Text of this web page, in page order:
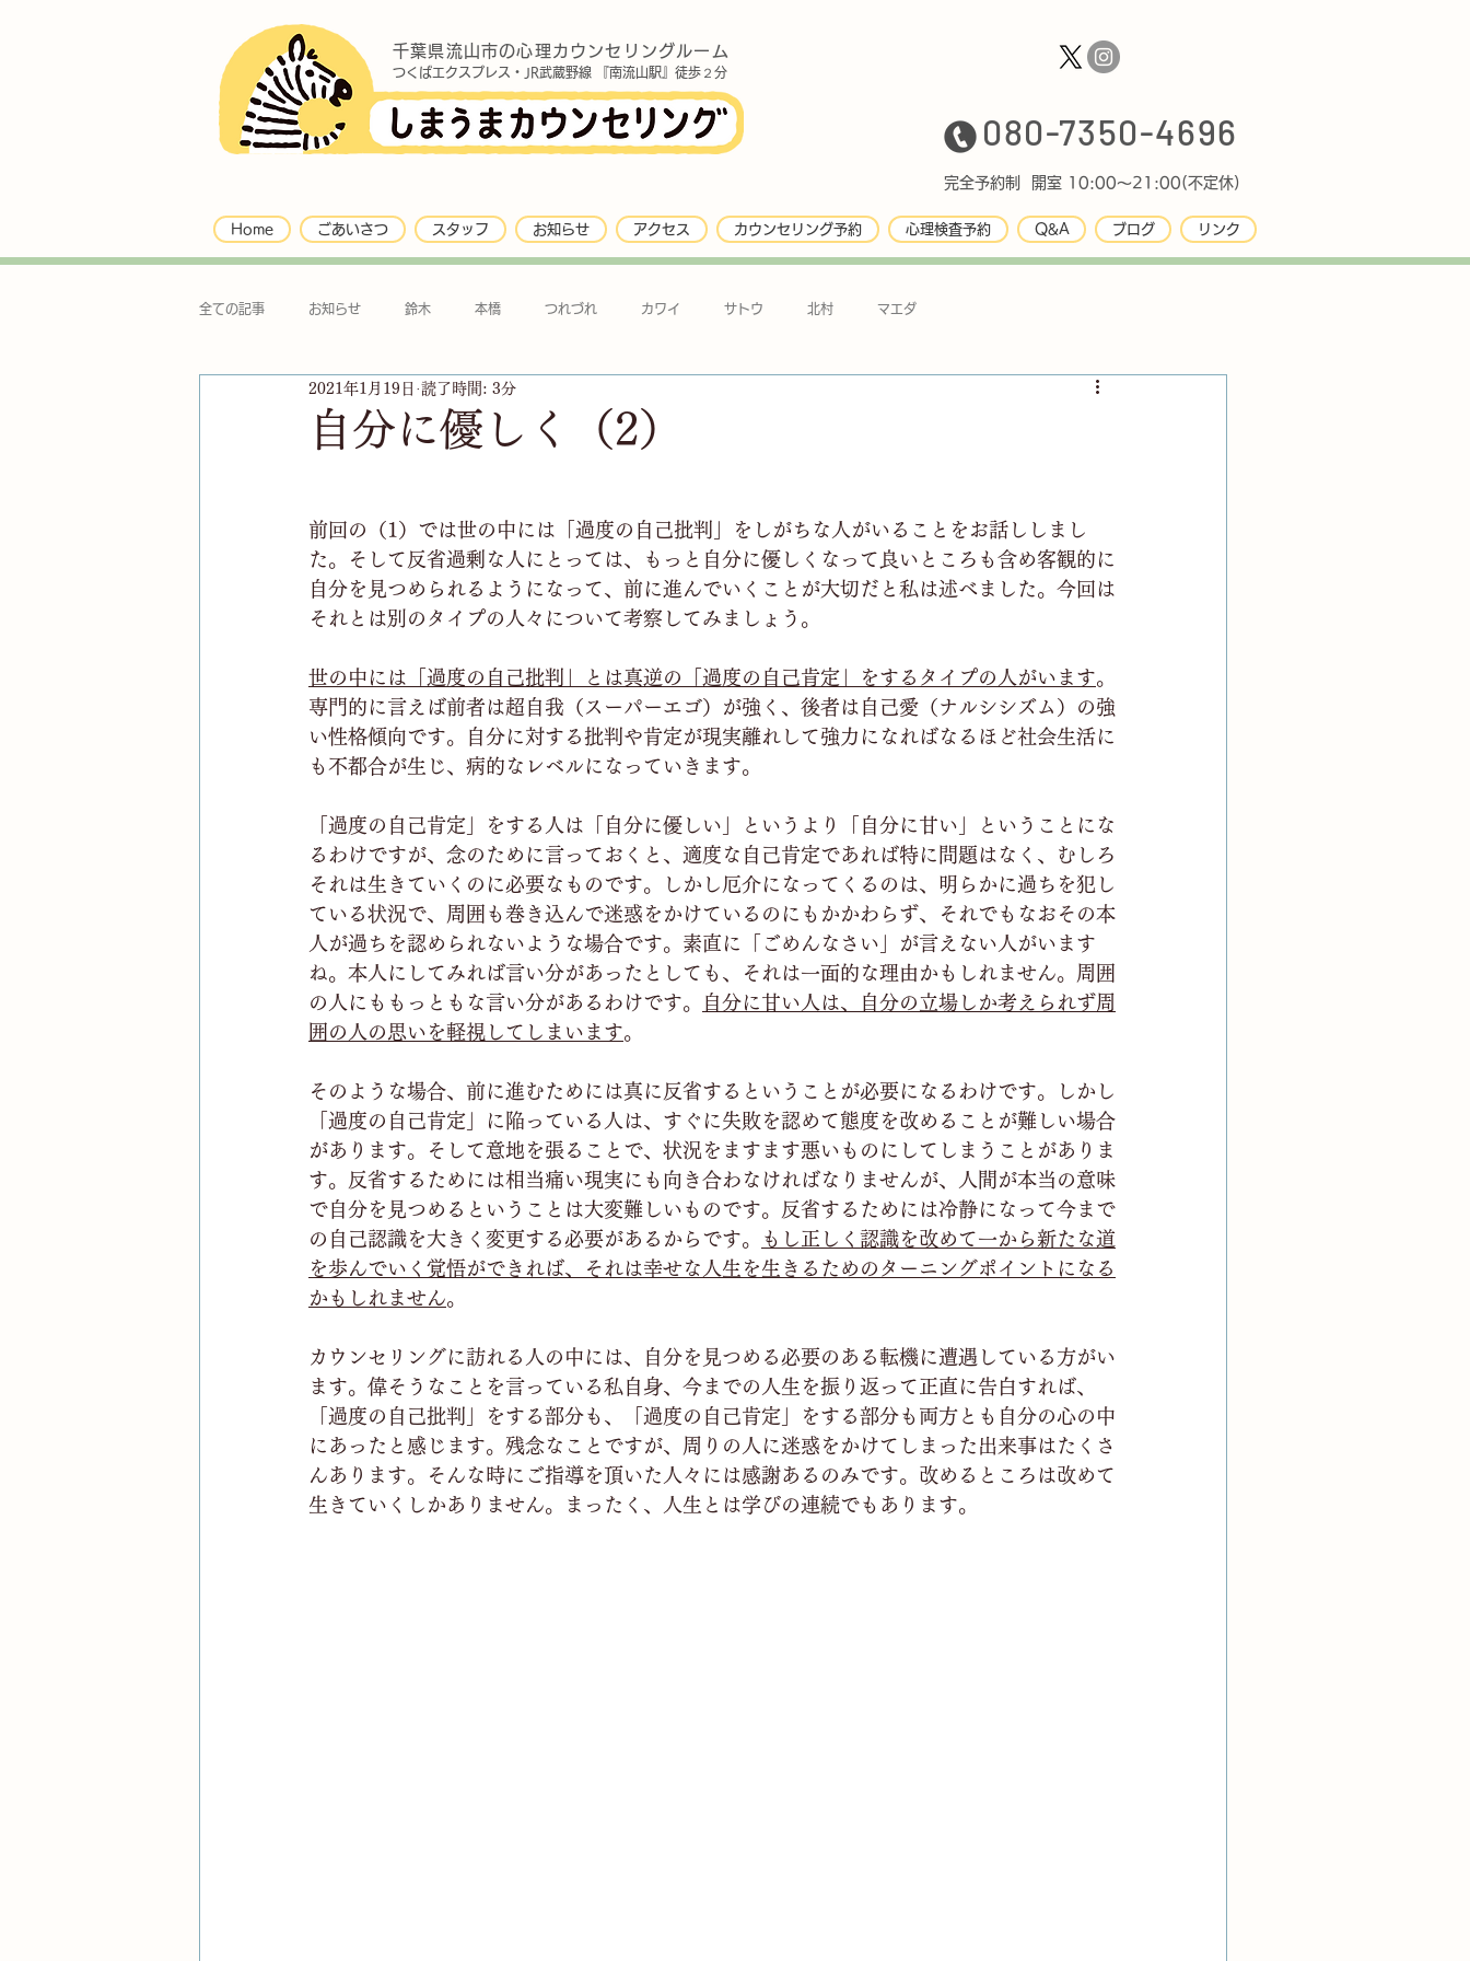
千葉県流山市の心理カウンセリングルーム
つくばエクスプレス・JR武蔵野線 『南流山駅』徒歩２分
080-7350-4696
完全予約制 開室 10:00〜21:00(不定休)
Home ごあいさつ スタッフ お知らせ アクセス カウンセリング予約 心理検査予約 Q&A ブログ リンク
全ての記事 お知らせ 鈴木 本橋 つれづれ カワイ サトウ 北村 マエダ
自分に優しく（2）
2021年1月19日 読了時間: 3分
前回の（1）では世の中には「過度の自己批判」をしがちな人がいることをお話ししまし
た。そして反省過剰な人にとっては、もっと自分に優しくなって良いところも含め客観的に
自分を見つめられるようになって、前に進んでいくことが大切だと私は述べました。今回は
それとは別のタイプの人々について考察してみましょう。
世の中には「過度の自己批判」とは真逆の「過度の自己肯定」をするタイプの人がいます。
専門的に言えば前者は超自我（スーパーエゴ）が強く、後者は自己愛（ナルシシズム）の強
い性格傾向です。自分に対する批判や肯定が現実離れして強力になればなるほど社会生活に
も不都合が生じ、病的なレベルになっていきます。
「過度の自己肯定」をする人は「自分に優しい」というより「自分に甘い」ということにな
るわけですが、念のために言っておくと、適度な自己肯定であれば特に問題はなく、むしろ
それは生きていくのに必要なものです。しかし厄介になってくるのは、明らかに過ちを犯し
ている状況で、周囲も巻き込んで迷惑をかけているのにもかかわらず、それでもなおその本
人が過ちを認められないような場合です。素直に「ごめんなさい」が言えない人がいます
ね。本人にしてみれば言い分があったとしても、それは一面的な理由かもしれません。周囲
の人にももっともな言い分があるわけです。
自分に甘い人は、自分の立場しか考えられず周
囲の人の思いを軽視してしまいます。
そのような場合、前に進むためには真に反省するということが必要になるわけです。しかし
「過度の自己肯定」に陥っている人は、すぐに失敗を認めて態度を改めることが難しい場合
があります。そして意地を張ることで、状況をますます悪いものにしてしまうことがありま
す。反省するためには相当痛い現実にも向き合わなければなりませんが、人間が本当の意味
で自分を見つめるということは大変難しいものです。反省するためには冷静になって今まで
の自己認識を大きく変更する必要があるからです。
もし正しく認識を改めて一から新たな道
を歩んでいく覚悟ができれば、それは幸せな人生を生きるためのターニングポイントになる
かもしれません。
カウンセリングに訪れる人の中には、自分を見つめる必要のある転機に遭遇している方がい
ます。偉そうなことを言っている私自身、今までの人生を振り返って正直に告白すれば、
「過度の自己批判」をする部分も、「過度の自己肯定」をする部分も両方とも自分の心の中
にあったと感じます。残念なことですが、周りの人に迷惑をかけてしまった出来事はたくさ
んあります。そんな時にご指導を頂いた人々には感謝あるのみです。改めるところは改めて
生きていくしかありません。まったく、人生とは学びの連続でもあります。